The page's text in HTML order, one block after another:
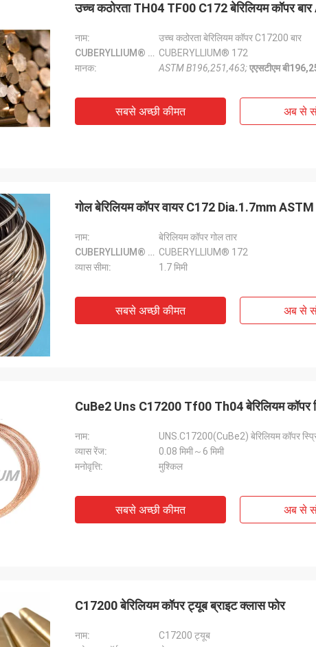
उच्च कठोरता TH04 TF00 C172 बेरिलियम कॉपर
नाम:
उच्च कठोरता बेरिलियम कॉपर C17200 बार
CUBERYLLIUM® ग्रेड: CUBERYLLIUM® 172
मानक:
ASTM B196,251,463;एएसटीएम
सबसे अच्छी कीमत अब से
गोल बेरिलियम कॉपर वायर C172 Dia.1.7mm ASTM
नाम:
बेरिलियम कॉपर गोल तार
CUBERYLLIUM® ग्रेड: CUBERYLLIUM® 172
व्यास सीमा:
1.7 मिमी
सबसे अच्छी कीमत अब से
CuBe2 Uns C17200 Tf00 Th04 बेरिलियम कॉपर
नाम:
UNS.C17200(CuBe2) बेरिलियम कॉपर
व्यास रेंज:
0.08 मिमी～6 मिमी
मनोवृत्ति:
मुश्किल
सबसे अच्छी कीमत अब से
C17200 बेरिलियम कॉपर ट्यूब ब्राइट क्लास फोर
नाम:
C17200 ट्यूब